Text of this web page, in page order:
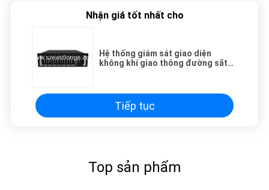
Nhận giá tốt nhất cho
Hệ thống giám sát giao diện
không khí giao thông đường sắt
Tiếp tục
Top sản phẩm